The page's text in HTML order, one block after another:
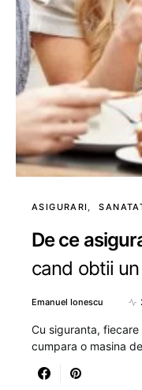
ASIGURARI
De ce
cand obtii
Emanuel Ionescu
Cu siguranta,
cumpara o masina